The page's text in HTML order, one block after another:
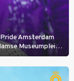
Amsterdam
Museumplein.
In de jaren 90